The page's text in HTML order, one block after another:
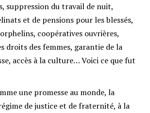
suppression du travail de nuit,
et de pensions pour les blessés,
coopératives ouvrières,
droits des femmes, garantie de la
accès à la culture… Voici ce que fut
une promesse au monde, la
de justice et de fraternité, à la